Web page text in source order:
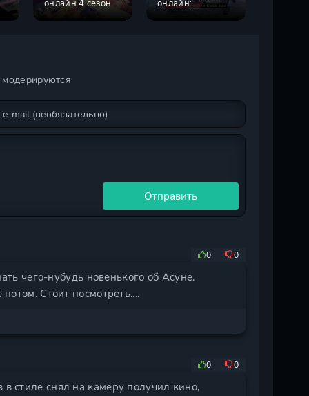
онлайн 4 сезон
онлайн:
Отправить
0 0
чего-нубудь новенького об Асуне.
Стоит посмотреть....
0 0
стиле снял на камеру получил кино,